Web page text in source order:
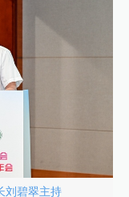
刘碧翠主持